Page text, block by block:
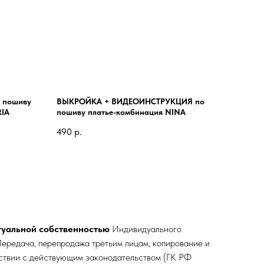
ВЫКРОЙКА + ВИДЕОИНСТРУКЦИЯ по
пошиву платье-комбинация NINA
490 р.
собственностью Индивидуального
перепродажа третьим лицам, копирование и
с действующим законодательством (ГК РФ